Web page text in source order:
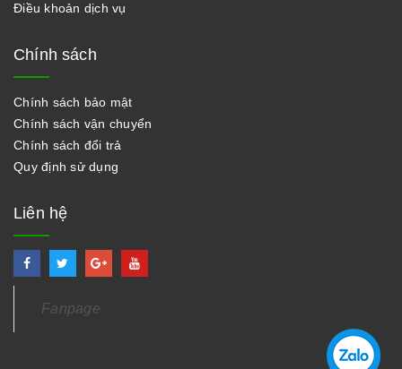
Điều khoản dịch vụ
Chính sách
Chính sách bảo mật
Chính sách vận chuyển
Chính sách đổi trả
Quy định sử dụng
Liên hệ
Fanpage